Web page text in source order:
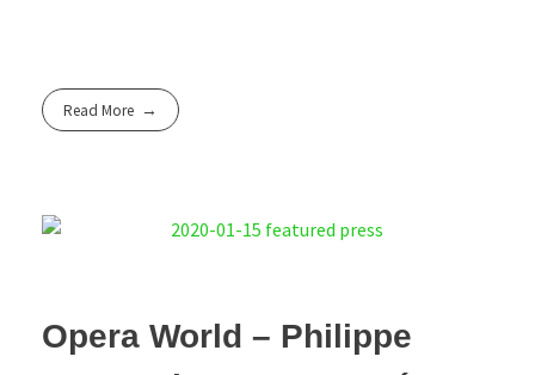
Read More
Opera World – Philippe